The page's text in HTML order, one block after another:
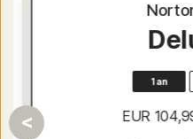
1 an
EUR